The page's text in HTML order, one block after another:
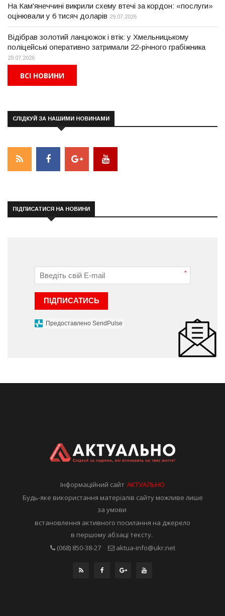
На Кам'янеччині викрили схему втечі за кордон: «послуги»
оцінювали у 6 тисяч доларів 29.07.2026
Відібрав золотий ланцюжок і втік: у Хмельницькому
поліцейські оперативно затримали 22-річного грабіжника
29.07.2026
ВСІ НОВИНИ
СЛІДКУЙ ЗА НАШИМИ НОВИНАМИ
ПІДПИСАТИСЯ НА НОВИНИ
*
ПІДПИСАТИСЬ
Предоставлено SendPulse
Інформаційний сайтАКТУАЛЬНО
Будь-яке використання матеріалів сайту можливе лише
за умови
встановлення активного посилання на джерело
в першому абзаці тексту.
(068) 850-38-27
aktua-info@ukr.net